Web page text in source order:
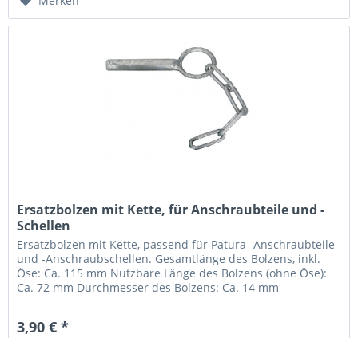
Ersatzbolzen mit Kette, für Anschraubteile und -
Schellen
Ersatzbolzen mit Kette, passend für Patura- Anschraubteile
und -Anschraubschellen. Gesamtlänge des Bolzens, inkl.
Öse: Ca. 115 mm Nutzbare Länge des Bolzens (ohne Öse):
Ca. 72 mm Durchmesser des Bolzens: Ca. 14 mm
3,90 € *